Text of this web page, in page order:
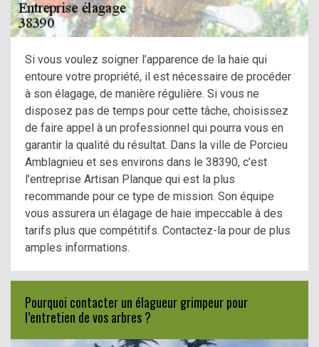
Si vous voulez soigner l’apparence de la haie qui
entoure votre propriété, il est nécessaire de procéder
à son élagage, de manière régulière. Si vous ne
disposez pas de temps pour cette tâche, choisissez
de faire appel à un professionnel qui pourra vous en
garantir la qualité du résultat. Dans la ville de Porcieu
Amblagnieu et ses environs dans le 38390, c’est
l’entreprise Artisan Planque qui est la plus
recommande pour ce type de mission. Son équipe
vous assurera un élagage de haie impeccable à des
tarifs plus que compétitifs. Contactez-la pour de plus
amples informations.
Pourquoi contacter un élagueur grimpeur pour
l’entretien de vos arbres ?